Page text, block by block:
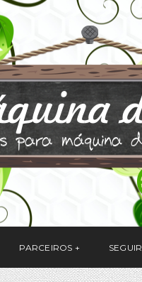
PARCEIROS SEGUIR